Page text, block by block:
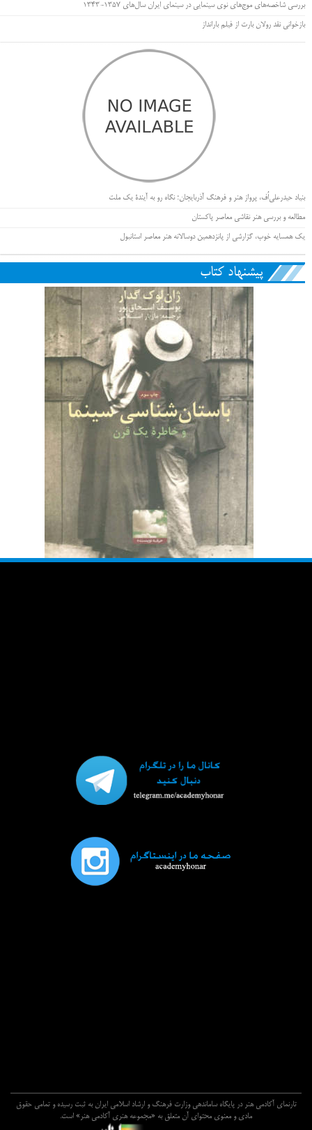
بررسی شاخصه‌های موج‌های نوی سینمایی در سینمای ایران سال‌های 1357-1343
بازخوانی نقد رولان بارت از فیلم بارانداز
بنیاد حیدرعلی‌اُف، پرواز هنر و فرهنگ آذربایجان؛ نگاه رو به آیندۀ یک ملت
مطالعه و بررسی هنر نقاشی معاصر پاکستان
یک همسایه خوب، گزارشی از پانزدهمین دوسالانه هنر معاصر استانبول
پیشنهاد کتاب
تارنماي آکادمي هنر در پايگاه ساماندهي وزارت فرهنگ و ارشاد اسلامي ايران به ثبت رسيده و تمامي حقوق
مادي و معنوي محتواي آن متعلق به «مجموعه هنري آکادمي هنر» است.